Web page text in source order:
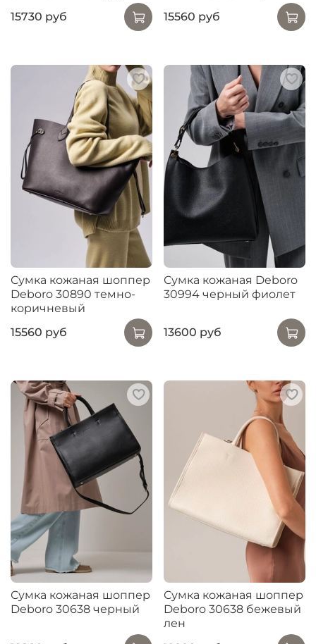
15730 руб
15560 руб
Сумка кожаная шоппер
Deboro 30890 темно-
коричневый
15560 руб
Сумка кожаная Deboro
30994 черный фиолет
13600 руб
Сумка кожаная шоппер
Deboro 30638 черный
Сумка кожаная шоппер
Deboro 30638 бежевый
лен